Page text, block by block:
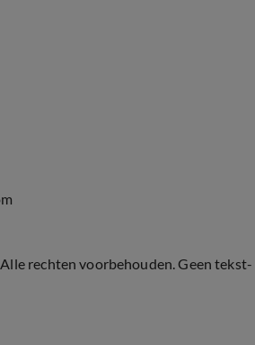
rechten voorbehouden. Geen tekst-